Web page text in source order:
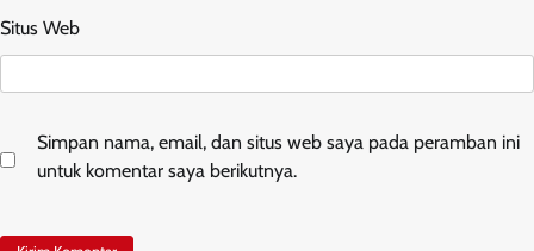
Situs Web
Simpan nama, email, dan situs web saya pada peramban ini
untuk komentar saya berikutnya.